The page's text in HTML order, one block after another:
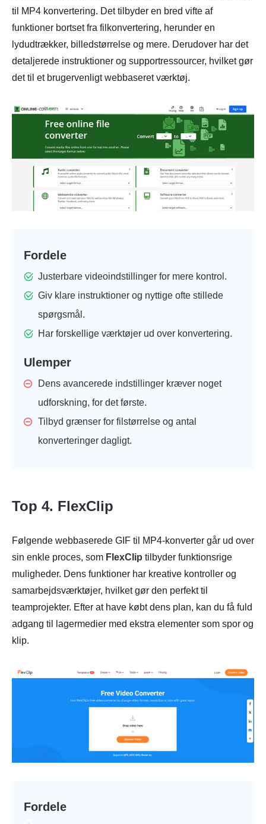
til MP4 konvertering. Det tilbyder en bred vifte af
funktioner bortset fra filkonvertering, herunder en
lydudtrækker, billedstørrelse og mere. Derudover har det
detaljerede instruktioner og supportressourcer, hvilket gør
det til et brugervenligt webbaseret værktøj.
Fordele
Justerbare videoindstillinger for mere kontrol.
Giv klare instruktioner og nyttige ofte stillede
spørgsmål.
Har forskellige værktøjer ud over konvertering.
Ulemper
Dens avancerede indstillinger kræver noget
udforskning, for det første.
Tilbyd grænser for filstørrelse og antal
konverteringer dagligt.
Top 4. FlexClip
Følgende webbaserede GIF til MP4-konverter går ud over
sin enkle proces, som FlexClip tilbyder funktionsrige
muligheder. Dens funktioner har kreative kontroller og
samarbejdsværktøjer, hvilket gør den perfekt til
teamprojekter. Efter at have købt dens plan, kan du få fuld
adgang til lagermedier med ekstra elementer som spor og
klip.
Fordele